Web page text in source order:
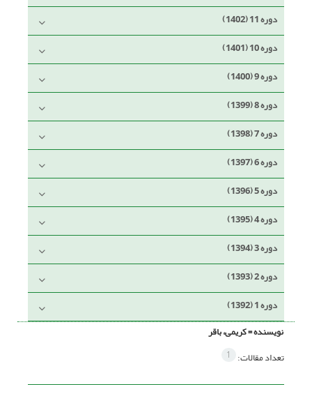
دوره 11 (1402)
دوره 10 (1401)
دوره 9 (1400)
دوره 8 (1399)
دوره 7 (1398)
دوره 6 (1397)
دوره 5 (1396)
دوره 4 (1395)
دوره 3 (1394)
دوره 2 (1393)
دوره 1 (1392)
نویسنده =کریمی، باقر
تعداد مقالات: 1